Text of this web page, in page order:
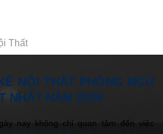
Thất
NỘI THẤT PHÒNG NGỦ
NHẤT NĂM 2026
nay không chỉ quan tâm đến việc